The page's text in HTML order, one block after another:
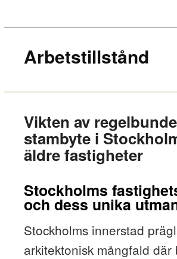
PRISER
Arbetstillstånd
Vikten av
stambyte i
äldre fastigheter
Stockholms
och dess unika
Stockholms innerstad
arkitektonisk mångfald där